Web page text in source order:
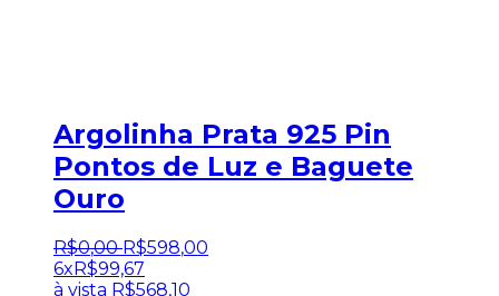
Argolinha Prata 925 Pin
Pontos de Luz e Baguete
Ouro
R$0,00 R$598,00
6x R$99,67
à vista R$568,10